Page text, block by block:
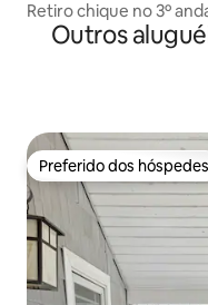
Retiro chique no 3º
Outros
Preferido dos hóspedes
Preferido dos hóspedes